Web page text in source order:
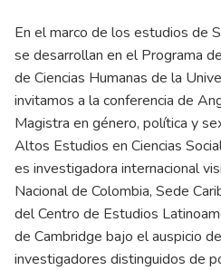
En el marco de los estudios de
se desarrollan en el Programa
de Ciencias Humanas de la
invitamos a la conferencia de
Magistra en género, política y
Altos Estudios en Ciencias
es investigadora internacional
Nacional de Colombia, Sede
del Centro de Estudios
de Cambridge bajo el auspicio
investigadores distinguidos de